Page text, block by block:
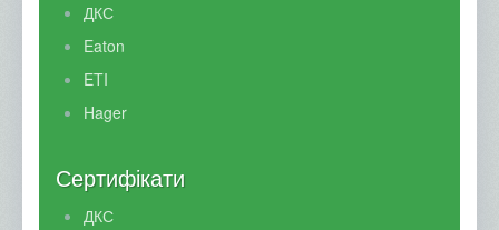
ДКС
Eaton
ETI
Hager
Сертифікати
ДКС